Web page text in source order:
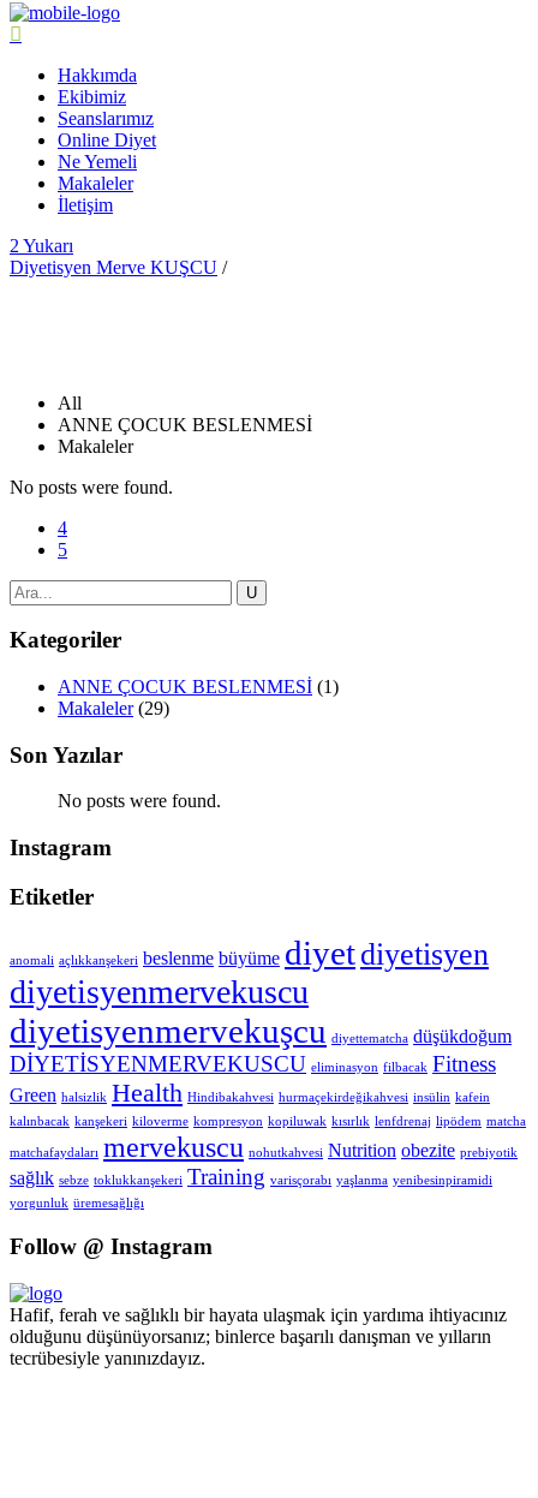
Hakkımda
Ekibimiz
Seanslarımız
Online Diyet
Ne Yemeli
Makaleler
İletişim
Yukarı
Diyetisyen Merve KUŞCU /
All
ANNE ÇOCUK BESLENMESİ
Makaleler
No posts were found.
Kategoriler
ANNE ÇOCUK BESLENMESİ (1)
Makaleler(29)
Son Yazılar
No posts were found.
Instagram
Etiketler
anomali açlıkkanşekeri beslenme büyüme diyetdiyetisyen
diyetisyenmervekuscu
diyetisyenmervekuşcu diyettematcha düşükdoğum
DİYETİSYENMERVEKUSCU eliminasyon filbacak Fitness
Green halsizlik Health Hindibakahvesi hurmaçekirdeğikahvesi insülin kafein
kalınbacak kanşekeri kiloverme kompresyon kopiluwak kısırlık lenfdrenaj lipödem matcha
matchafaydaları mervekuscu nohutkahvesi Nutrition obezite prebiyotik
sağlık sebze toklukkanşekeri Training varisçorabı yaşlanma yenibesinpiramidi
yorgunluk üremesağlığı
Follow @ Instagram
Hafif, ferah ve sağlıklı bir hayata ulaşmak için yardıma ihtiyacınız
olduğunu düşünüyorsanız; binlerce başarılı danışman ve yılların
tecrübesiyle yanınızdayız.